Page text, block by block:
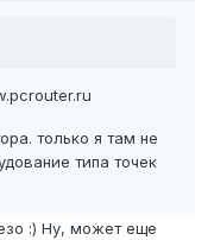
только я там не
типа точек
:) Ну, может еще